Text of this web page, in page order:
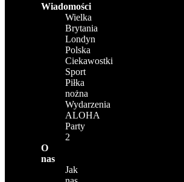
Wiadomości
Wielka
Brytania
Londyn
Polska
Ciekawostki
Sport
Piłka
nożna
Wydarzenia
ALOHA
Party
2
O
nas
Jak